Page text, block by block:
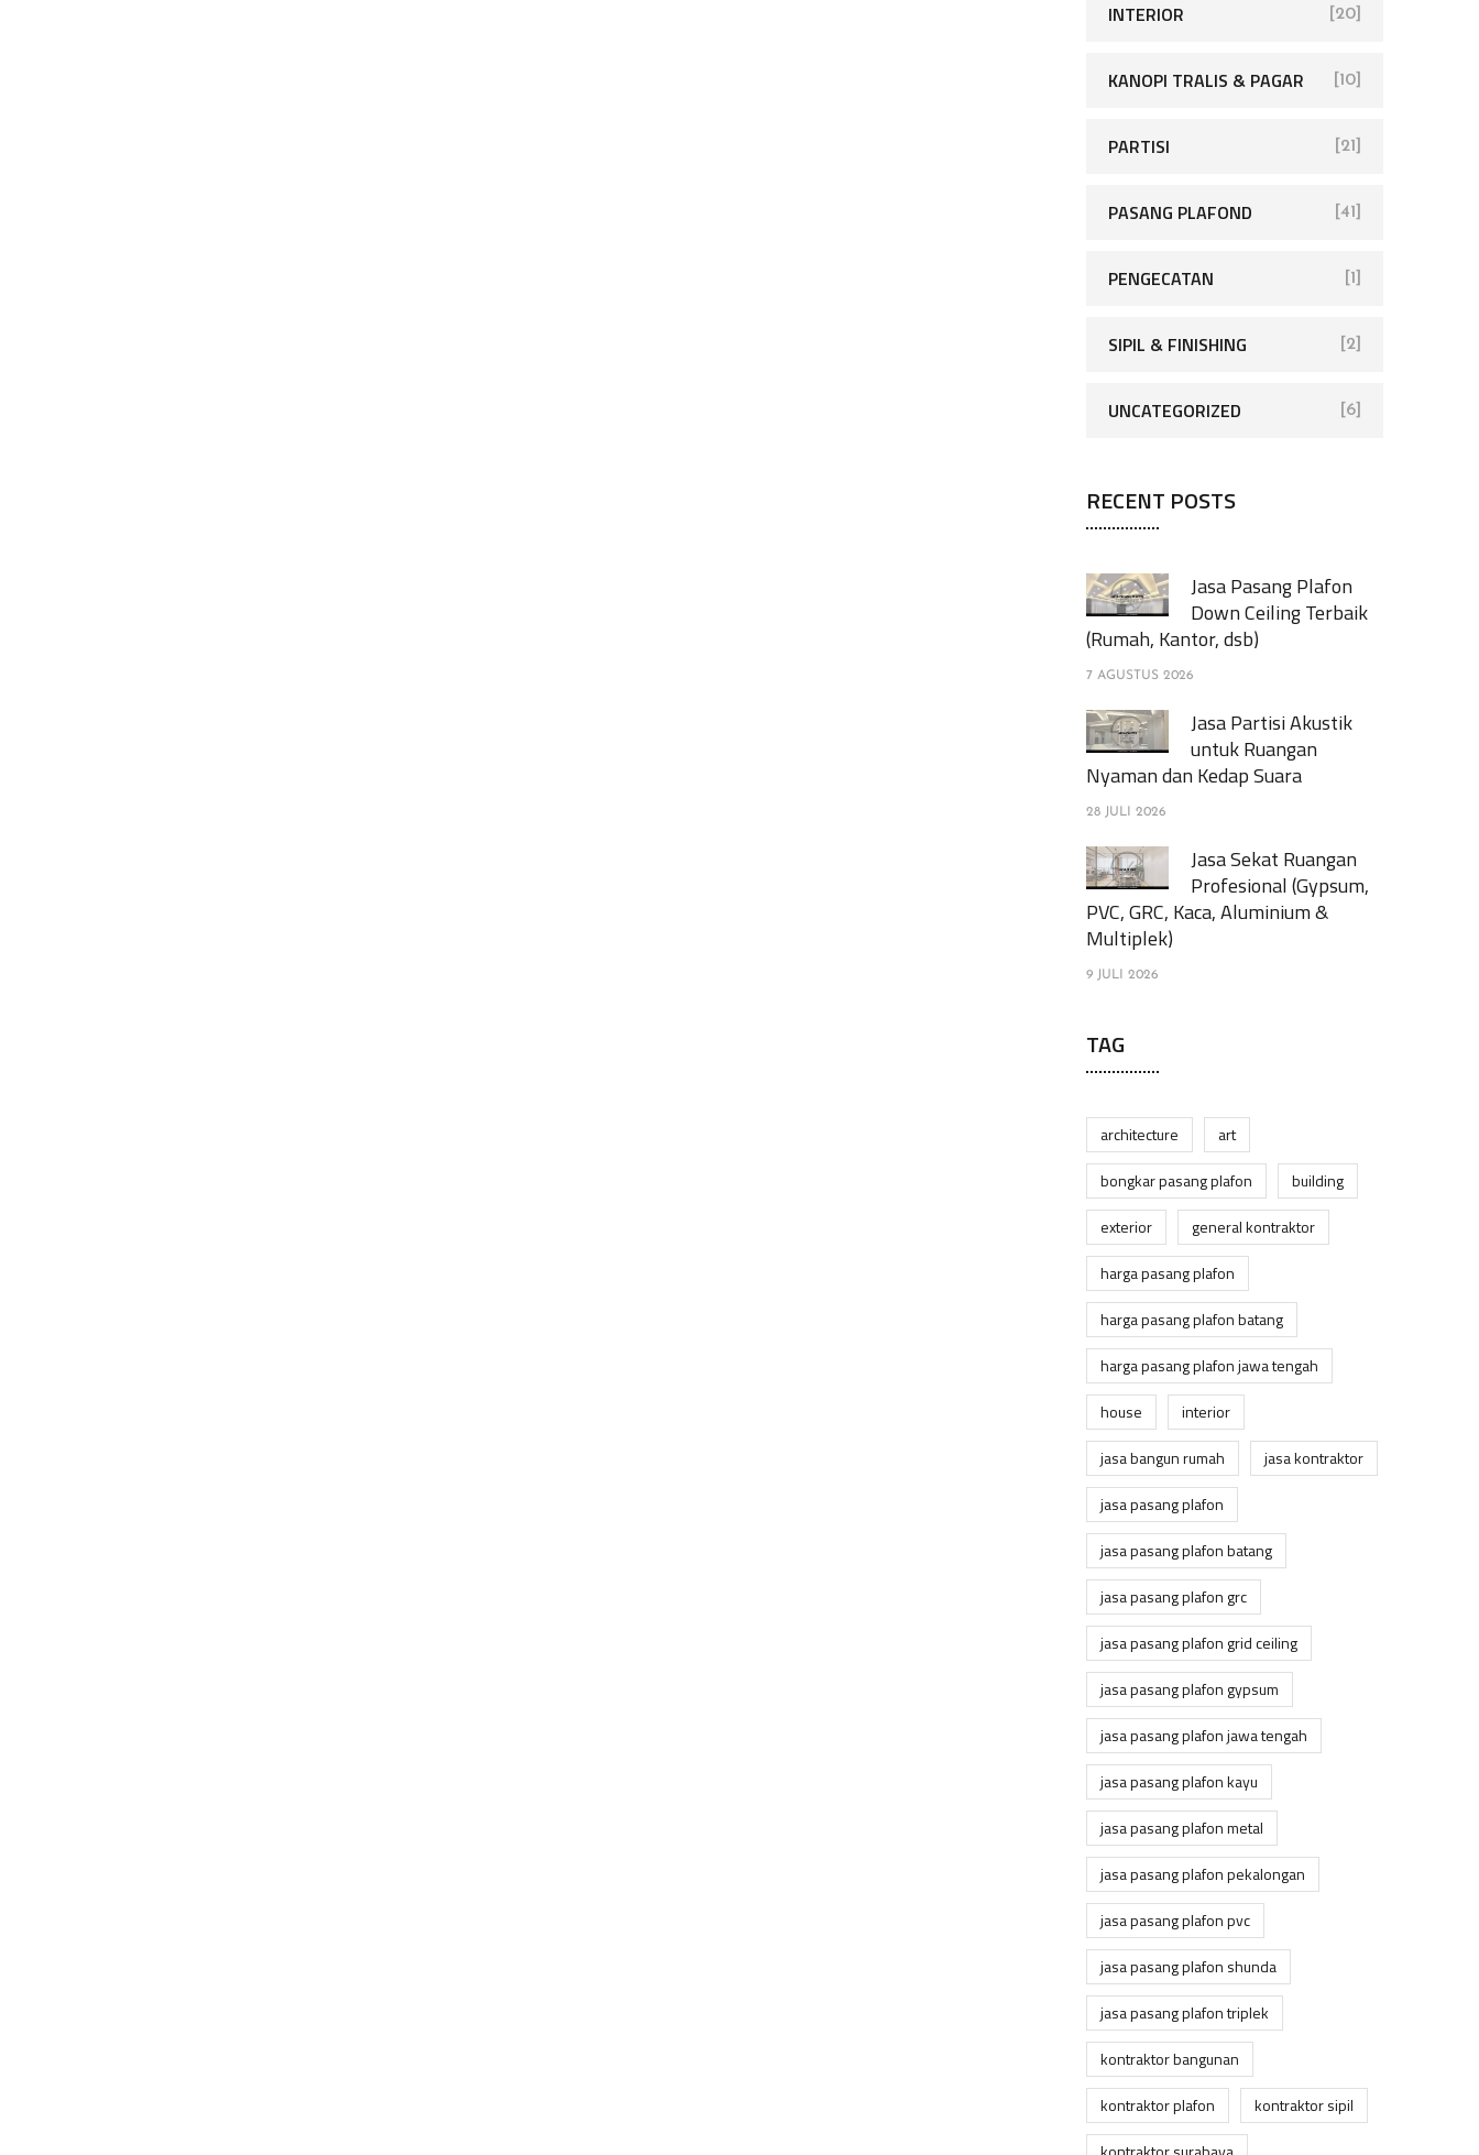
INTERIOR [20]
KANOPI TRALIS & PAGAR [10]
PARTISI [21]
PASANG PLAFOND [41]
PENGECATAN [1]
SIPIL & FINISHING [2]
UNCATEGORIZED [6]
RECENT POSTS
Jasa Pasang Plafon
Down Ceiling Terbaik
(Rumah, Kantor, dsb)
7 AGUSTUS 2026
Jasa Partisi Akustik
untuk Ruangan
Nyaman dan Kedap Suara
28 JULI 2026
Jasa Sekat Ruangan
Profesional (Gypsum,
PVC, GRC, Kaca, Aluminium &
Multiplek)
9 JULI 2026
TAG
architecture
art
bongkar pasang plafon
building
exterior
general kontraktor
harga pasang plafon
harga pasang plafon batang
harga pasang plafon jawa tengah
house
interior
jasa bangun rumah
jasa kontraktor
jasa pasang plafon
jasa pasang plafon batang
jasa pasang plafon grc
jasa pasang plafon grid ceiling
jasa pasang plafon gypsum
jasa pasang plafon jawa tengah
jasa pasang plafon kayu
jasa pasang plafon metal
jasa pasang plafon pekalongan
jasa pasang plafon pvc
jasa pasang plafon shunda
jasa pasang plafon triplek
kontraktor bangunan
kontraktor plafon
kontraktor sipil